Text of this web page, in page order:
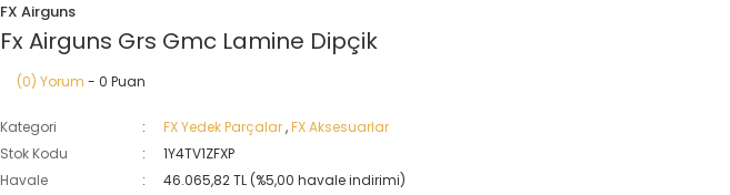
FX Airguns
Fx Airguns Grs Gmc Lamine Dipçik
(0) Yorum - 0 Puan
Kategori FX Yedek Parçalar,FX Aksesuarlar
Stok Kodu
1Y4TV1ZFXP
Havale
46.065,82 TL (%5,00 havale indirimi)